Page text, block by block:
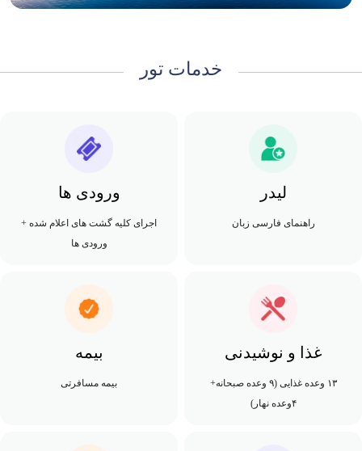
خدمات تور
لیدر
راهنمای فارسی زبان
ورودی ها
اجرای کلیه گشت های اعلام شده +
ورودی ها
غذا و نوشیدنی
۱۳ وعده غذایی (۹ وعده صبحانه+
۴وعده نهار)
بیمه
بیمه مسافرتی